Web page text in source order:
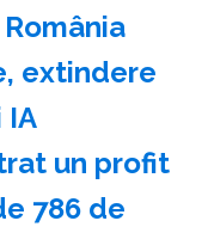
extindere
IA
un profit
786 de